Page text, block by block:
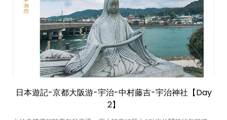
日本遊記-京都大阪游-宇治-中村藤吉-宇治神社【Day
2】